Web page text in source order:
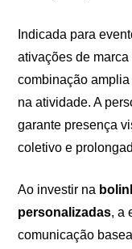
Indicada para
ativações de
combinação
na atividade. A
garante presença
coletivo e
Ao investir na
personalizadas, a
comunicação